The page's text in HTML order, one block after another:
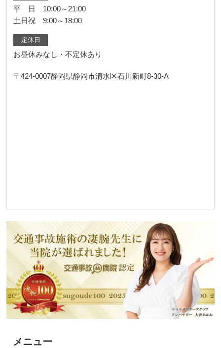
平 日 10:00～21:00
土日祝 9:00～18:00
定休日
お昼休みなし・不定休あり
〒424-0007静岡県静岡市清水区石川新町8-30-A
メニュー